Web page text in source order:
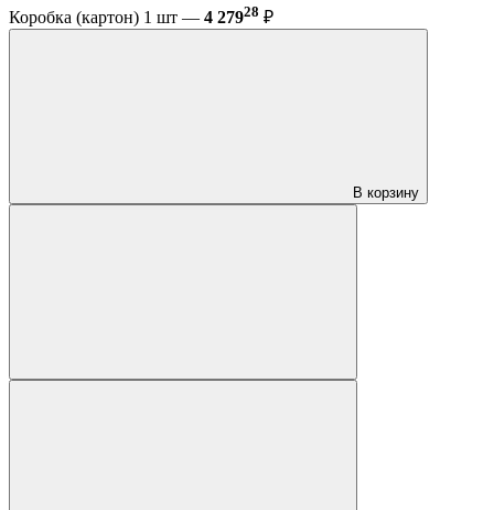
Коробка (картон) 1 шт — 4 27928 ₽
В корзину